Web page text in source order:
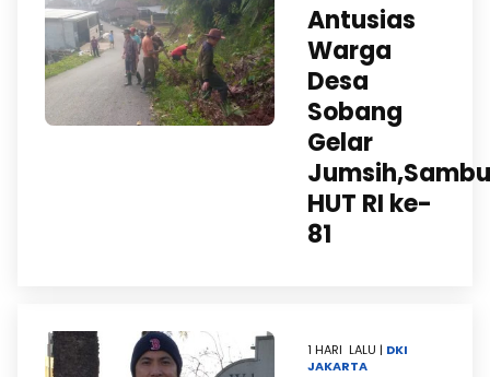
Antusias
Warga
Desa
Sobang
Gelar
HUT RI ke-
81
1 HARI LALU | DKI
JAKARTA